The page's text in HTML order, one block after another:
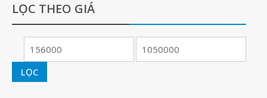
LỌC THEO GIÁ
LỌC